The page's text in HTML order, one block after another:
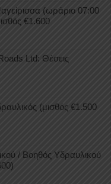
(ωράριο 07:00
€1.600
Ltd: Θέσεις
(μισθός €1.500
/ Βοηθός Υδραυλικού